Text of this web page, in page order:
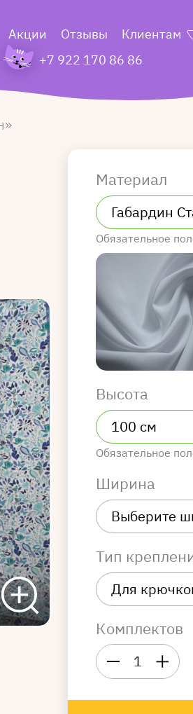
Акции Отзывы Клиентам
+7 922 170 86 86
Материал
Обязательное
Высота
Обязательное
Ширина
Тип
Комплектов
1